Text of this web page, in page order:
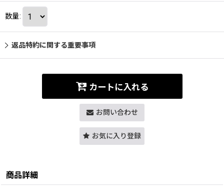
数量:
返品特約に関する重要事項
カートに入れる
お問い合わせ
お気に入り登録
商品詳細